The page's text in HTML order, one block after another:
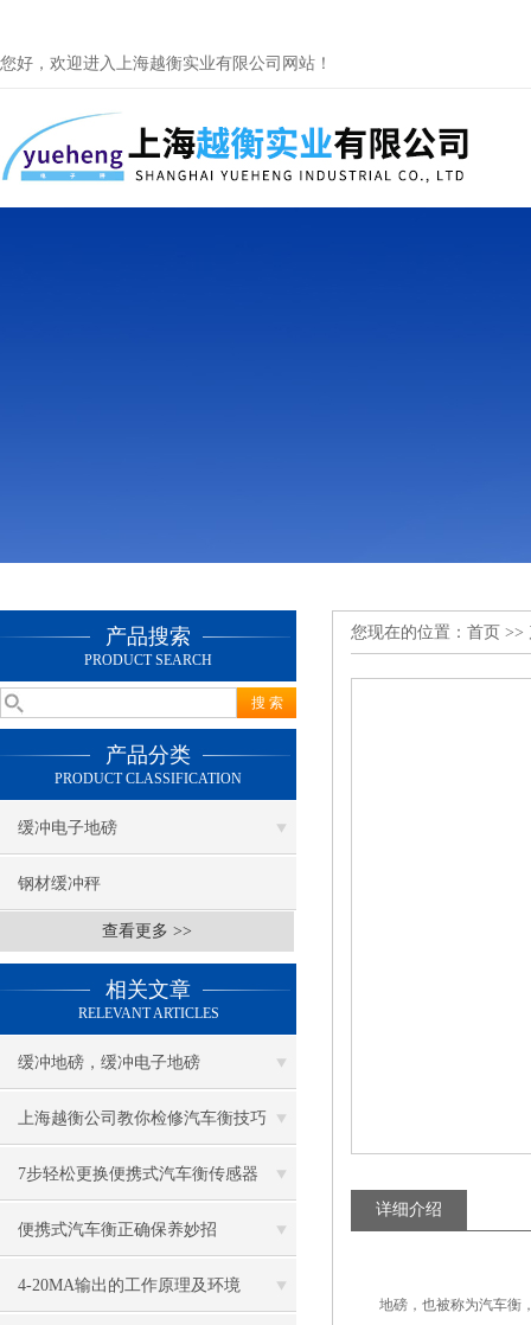
您好，欢迎进入上海越衡实业有限公司网站！
产品搜索
PRODUCT SEARCH
产品分类
PRODUCT CLASSIFICATION
缓冲电子地磅
钢材缓冲秤
查看更多 >>
相关文章
RELEVANT ARTICLES
缓冲地磅，缓冲电子地磅
上海越衡公司教你检修汽车衡技巧
7步轻松更换便携式汽车衡传感器
便携式汽车衡正确保养妙招
4-20MA输出的工作原理及环境
您现在的位置： 首页 >>
详细介绍
地磅，也被称为汽车衡，